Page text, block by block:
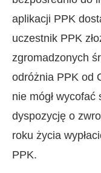
aplikacji PPK
uczestnik PPK
zgromadzonych
odróżnia PPK od
nie mógł wycofać
dyspozycję o
roku życia
PPK.